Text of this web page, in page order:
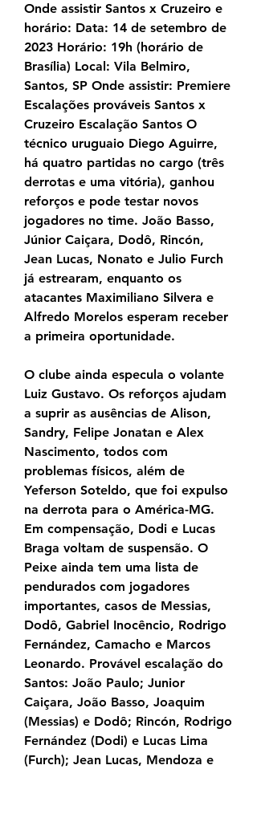
Onde assistir Santos x Cruzeiro e
horário: Data: 14 de setembro de
2023 Horário: 19h (horário de
Brasília) Local: Vila Belmiro,
Santos, SP Onde assistir: Premiere
Escalações prováveis Santos x
Cruzeiro Escalação Santos O
técnico uruguaio Diego Aguirre,
há quatro partidas no cargo (três
derrotas e uma vitória), ganhou
reforços e pode testar novos
jogadores no time. João Basso,
Júnior Caiçara, Dodô, Rincón,
Jean Lucas, Nonato e Julio Furch
já estrearam, enquanto os
atacantes Maximiliano Silvera e
Alfredo Morelos esperam receber
a primeira oportunidade.
O clube ainda especula o volante
Luiz Gustavo. Os reforços ajudam
a suprir as ausências de Alison,
Sandry, Felipe Jonatan e Alex
Nascimento, todos com
problemas físicos, além de
Yeferson Soteldo, que foi expulso
na derrota para o América-MG.
Em compensação, Dodi e Lucas
Braga voltam de suspensão. O
Peixe ainda tem uma lista de
pendurados com jogadores
importantes, casos de Messias,
Dodô, Gabriel Inocêncio, Rodrigo
Fernández, Camacho e Marcos
Leonardo. Provável escalação do
Santos: João Paulo; Junior
Caiçara, João Basso, Joaquim
(Messias) e Dodô; Rincón, Rodrigo
Fernández (Dodi) e Lucas Lima
(Furch); Jean Lucas, Mendoza e